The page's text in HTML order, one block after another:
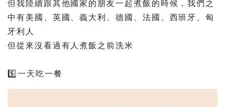
但我陸續跟其他國家的朋友一起煮飯的時候，我們之
中有美國、英國、義大利、德國、法國、西班牙、匈
牙利人
但從來沒看過有人煮飯之前洗米
5️⃣一天吃一餐